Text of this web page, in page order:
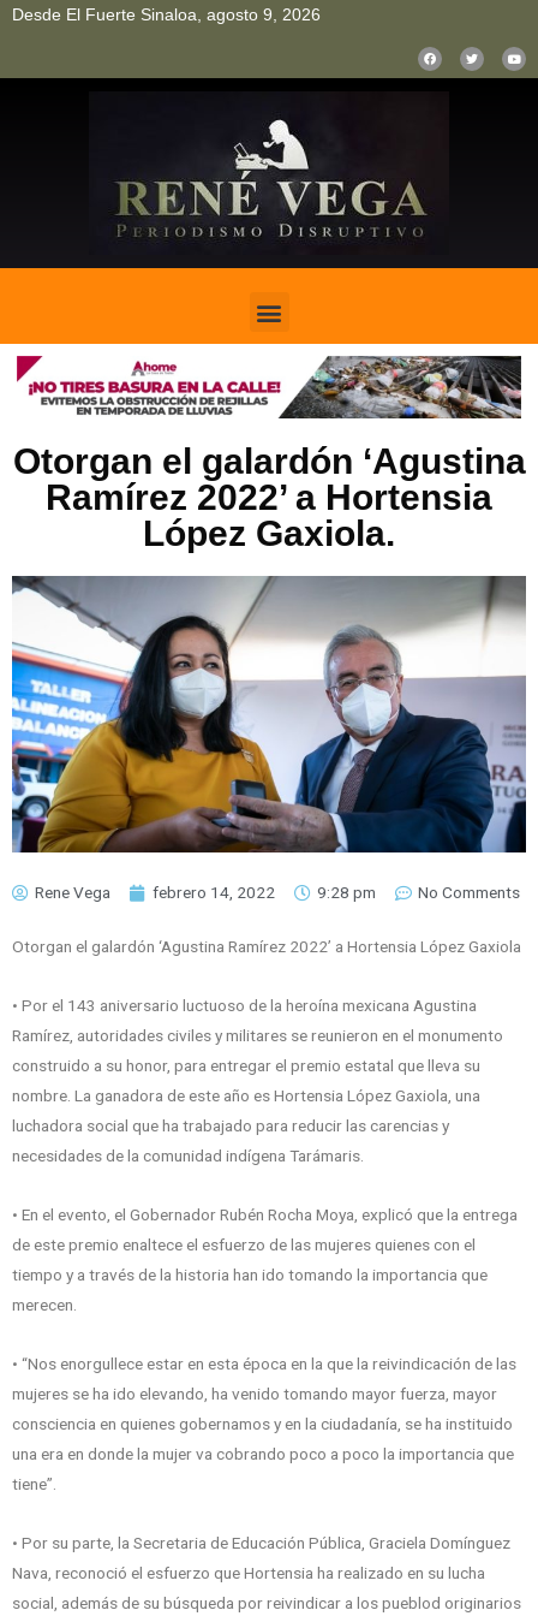
Desde El Fuerte Sinaloa, agosto 9, 2026
Otorgan el galardón ‘Agustina
Ramírez 2022’ a Hortensia
López Gaxiola.
Rene Vega febrero 14, 2022 9:28 pm No Comments
Otorgan el galardón ‘Agustina Ramírez 2022’ a Hortensia López Gaxiola
• Por el 143 aniversario luctuoso de la heroína mexicana Agustina
Ramírez, autoridades civiles y militares se reunieron en el monumento
construido a su honor, para entregar el premio estatal que lleva su
nombre. La ganadora de este año es Hortensia López Gaxiola, una
luchadora social que ha trabajado para reducir las carencias y
necesidades de la comunidad indígena Tarámaris.
• En el evento, el Gobernador Rubén Rocha Moya, explicó que la entrega
de este premio enaltece el esfuerzo de las mujeres quienes con el
tiempo y a través de la historia han ido tomando la importancia que
merecen.
• “Nos enorgullece estar en esta época en la que la reivindicación de las
mujeres se ha ido elevando, ha venido tomando mayor fuerza, mayor
consciencia en quienes gobernamos y en la ciudadanía, se ha instituido
una era en donde la mujer va cobrando poco a poco la importancia que
tiene”.
• Por su parte, la Secretaria de Educación Pública, Graciela Domínguez
Nava, reconoció el esfuerzo que Hortensia ha realizado en su lucha
social, además de su búsqueda por reivindicar a los pueblod originarios